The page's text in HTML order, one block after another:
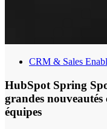
CRM & Sales
HubSpot Spring
grandes
équipes